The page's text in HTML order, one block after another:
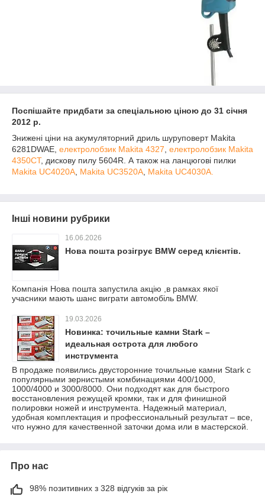
Поспішайте придбати за спеціальною ціною до 31 січня
2012 р.
Знижені ціни на акумуляторний дриль шуруповерт Makita
6281DWAE, електролобзик Makita 4327 електролобзик Makita
4350CT, дискову пилу 5604R. А також на ланцюгові пилки
Makita UC4020A Makita UC3520A Makita UC4030A.
Інші новини рубрики
16.06.2026
Нова пошта розігрує BMW серед клієнтів.
Компанія Нова пошта запустила акцію ,в рамках якої
учасники мають шанс виграти автомобіль BMW.
19.03.2026
Новинка: точильные камни Stark –
идеальная острота для любого
инструмента
В продаже появились двусторонние точильные камни Stark с
популярными зернистыми комбинациями 400/1000,
1000/4000 и 3000/8000. Они подходят как для быстрого
восстановления режущей кромки, так и для финишной
полировки ножей и инструмента. Надежный материал,
удобная комплектация и профессиональный результат – все,
что нужно для качественной заточки дома или в мастерской.
Про нас
98% позитивних з 328 відгуків за рік